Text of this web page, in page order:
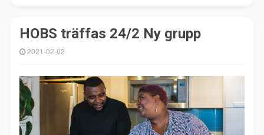
HOBS träffas 24/2 Ny grupp
2021-02-02